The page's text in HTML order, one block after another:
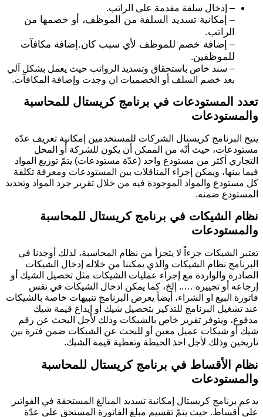
– إدخال سلفة مقدمة على الراتب.
– إمكانية تسديد السلفة من الموظف، أو خصمها من
الراتب.
– إضافة خصم للموظف لأي سبب كان.إضافة مكافآت
للموظفين.
– سند خاص باستحقاق وتسديد الرواتب حيث يعمل بشكل آلي
بعد خصم السلف أو الخصميات ان وجدت وإضافة المكافآت.
تعدد المستودعات في برنامج كريستال للمحاسبة
والمستودعات
يتيح البرنامج كريستال الشركات للمستخدمين إمكانية تعريف عدّة
مستودعات، حيث أنّه من الممكن أن يكون للشركة أو المحل
التجاري أكثر من مستودع واحد (عدّة مستودعات) يتمّ توزيع المواد
فيما بينها، ويمكن إجراء المناقلات بين المستودعات ومعرفة تكلفة
كل مستودع والمواد الموجودة فيه من خلال تقرير جرد المواد وتحديد
المستودع ضمنه.
نظام الشيكات في برنامج كريستال للمحاسبة
والمستودعات
تعتبر الشيكات جزءاً لا يتجزأ من نظام المحاسبة، لذلك أوجدنا في
البرنامج نظام الشيكات والذي يمكننا من خلاله إدخال الشيكات
الصادرة والواردة مع إجراء عمليات الشيكات مثل تحصيل الشيك أو
إرجاعه أو تجييره ….. إلخ، كما يمكن ادخال الشيكات في نفس
فاتورة البيع او الشراء، أيضاً يعرض البرنامج تنبيهات خاصة بالشيكات
عند تشغيل البرنامج للتذكير بتحصيل شيك أو إيداع قيمة شيك
مدفوع، ويتوفر تقرير خاص بالشبكات وذلك لأجل البحث عن رقم
شيك أو شيكات عميل معين أو للبحث عن الشيكات ضمن فترة بين
تاريخين وذلك لأجل اخذ الحيطة وتغطية قيمة الشيك.
نظام الأقساط في برنامج كريستال للمحاسبة
والمستودعات
يدعم برنامج كريستال إمكانية تسديد المبالغ المستحقة في الفواتير
على أقساط. حيث يتمّ تقسيم مبلغ الفاتورة المستحق على عدّة